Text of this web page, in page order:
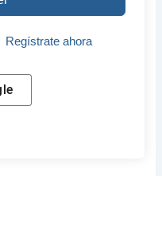
Regístrate ahora